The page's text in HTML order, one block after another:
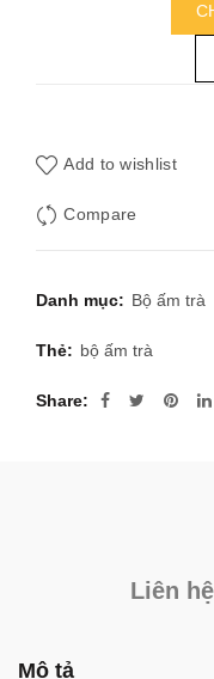
Add to wishlist
Compare
Danh mục: Bộ ấm trà
Thẻ: bộ ấm trà
Share
Liên
Mô tả